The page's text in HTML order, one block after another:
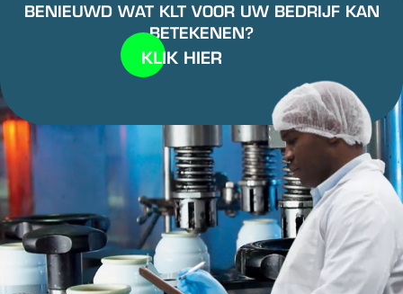
BENIEUWD WAT KLT VOOR UW BEDRIJF KAN
BETEKENEN?
KLIK HIER